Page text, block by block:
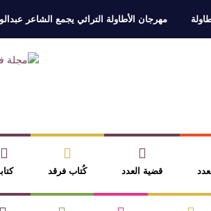
مهرجان الأطاولة التراثي يجمع الشاعر
القيمة الأدبية بين استحقاق
محمد بدوي
قضية العدد كُتاب فرقد